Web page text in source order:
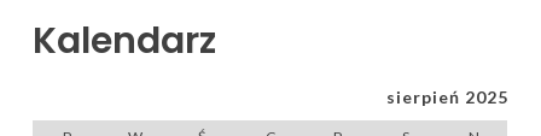
Kalendarz
sierpień 2025